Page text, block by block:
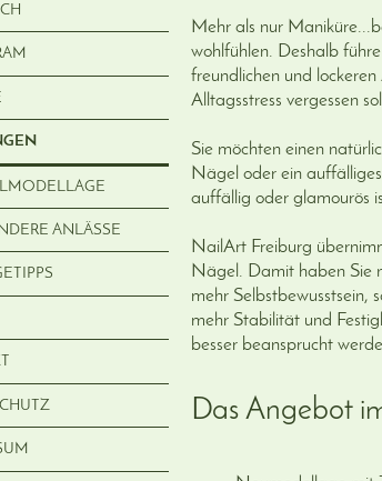
ANLÄSSE
Mehr als nur
wohlfühlen. Deshalb
freundlichen und
Alltagsstress vergessen
Sie möchten einen
Nägel oder ein
auffällig oder glamourös
NailArt Freiburg
Nägel. Damit haben Sie
mehr Selbstbewusstsein,
mehr Stabilität und
besser beansprucht
Das Angebot